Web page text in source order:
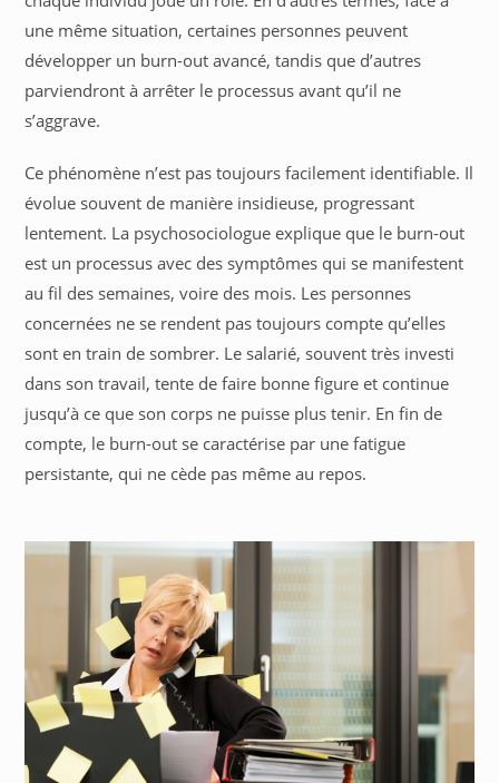
une même situation, certaines personnes peuvent
développer un burn-out avancé, tandis que d’autres
parviendront à arrêter le processus avant qu’il ne
s’aggrave.
Ce phénomène n’est pas toujours facilement identifiable. Il
évolue souvent de manière insidieuse, progressant
lentement. La psychosociologue explique que le burn-out
est un processus avec des symptômes qui se manifestent
au fil des semaines, voire des mois. Les personnes
concernées ne se rendent pas toujours compte qu’elles
sont en train de sombrer. Le salarié, souvent très investi
dans son travail, tente de faire bonne figure et continue
jusqu’à ce que son corps ne puisse plus tenir. En fin de
compte, le burn-out se caractérise par une fatigue
persistante, qui ne cède pas même au repos.